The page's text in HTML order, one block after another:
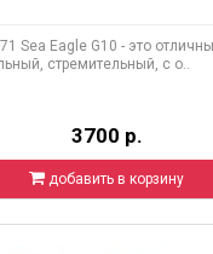
Sea Eagle G10 - это
стремительный, с о..
3700 р.
добавить в корзину